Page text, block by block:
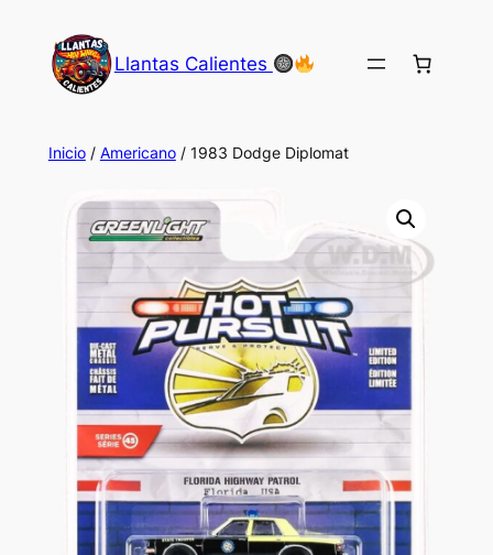
contenido
Llantas Calientes
Inicio/ Americano/ 1983 Dodge Diplomat